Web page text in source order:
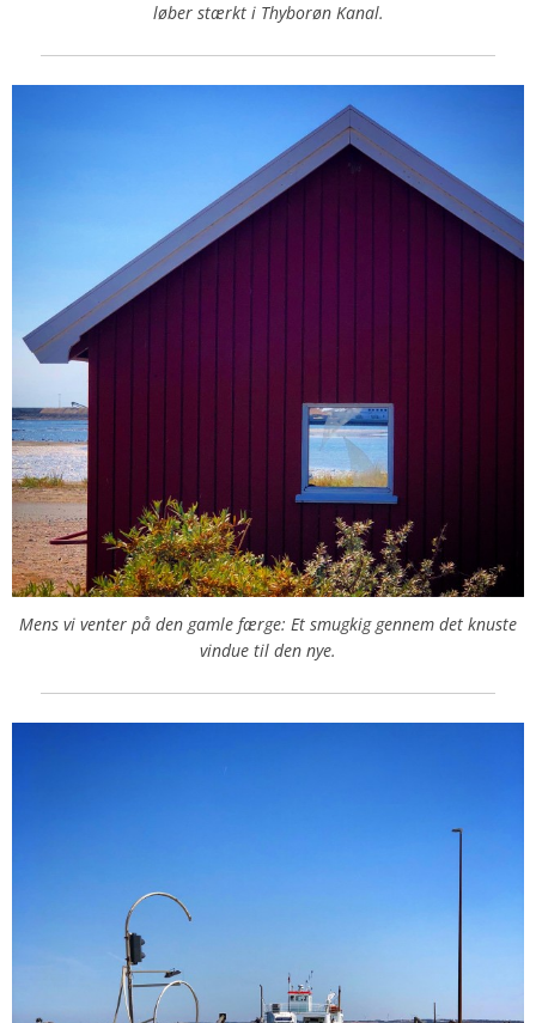
løber stærkt i Thyborøn Kanal.
Mens vi venter på den gamle færge: Et smugkig gennem det knuste
vindue til den nye.